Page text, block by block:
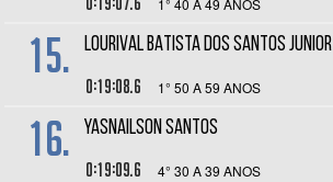
1° 40 A 49 ANOS
15. LOURIVAL BATISTA DOS SANTOS JUNIOR
0:19:08.6 1° 50 A 59 ANOS
16. YASNAILSON SANTOS
0:19:09.6 4° 30 A 39 ANOS